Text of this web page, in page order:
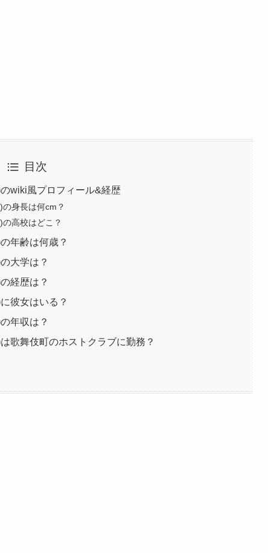
目次
wiki風プロフィール&経歴
の身長は何cm？
の高校はどこ？
年齢は何歳？
大学は？
経歴は？
彼女はいる？
年収は？
歌舞伎町のホストクラブに勤務？